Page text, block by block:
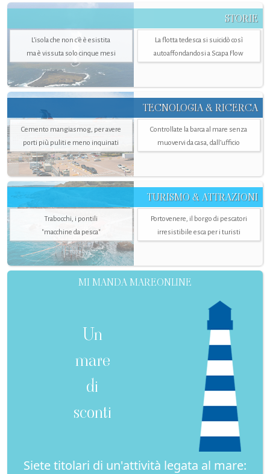
STORIE
L’isola che non c'è è esistita
ma è vissuta solo cinque mesi
La flotta tedesca si suicidò così
autoaffondandosi a Scapa Flow
TECNOLOGIA & RICERCA
Cemento mangiasmog, per avere
porti più puliti e meno inquinati
Controllate la barca al mare senza
muovervi da casa, dall’ufficio
TURISMO & ATTRAZIONI
Trabocchi, i pontili
"macchine da pesca"
Portovenere, il borgo di pescatori
irresistibile esca per i turisti
MI MANDA MAREONLINE
Un
mare
di
sconti
Siete titolari di un'attività legata al mare: